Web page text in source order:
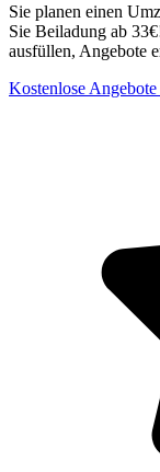
Sie planen einen
Sie Beiladung ab
ausfüllen, Angebote
Kostenlose